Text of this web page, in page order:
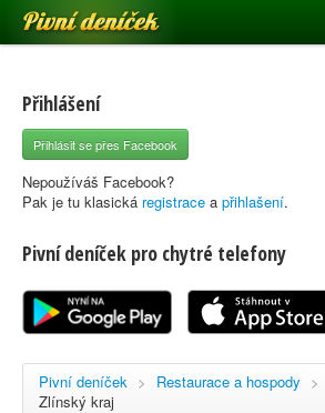
Pivní deníček
Pivní mapa
Pivní značky
Nápověda
Registrace
Přihlášení
Přihlásit se přes Facebook
Nepoužíváš Facebook?
Pak je tu klasická registrace a přihlašení.
Pivní deníček pro chytré telefony
Pivní deníček > Restaurace a hospody >
Zlínský kraj